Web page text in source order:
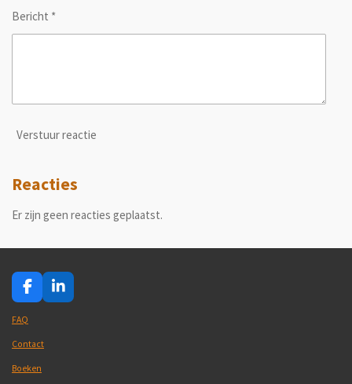
Bericht *
Verstuur reactie
Reacties
Er zijn geen reacties geplaatst.
F
a
c
b
o
o
L
i
FAQ
Contact
Boeken